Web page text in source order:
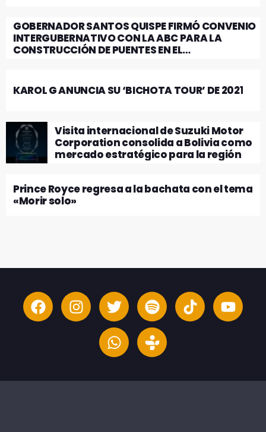
GOBERNADOR SANTOS QUISPE FIRMÓ CONVENIO
INTERGUBERNATIVO CON LA ABC PARA LA
CONSTRUCCIÓN DE PUENTES EN EL
KAROL G ANUNCIA SU ‘BICHOTA TOUR’ DE 2021
Visita internacional de Suzuki Motor
Corporation consolida a Bolivia como
mercado estratégico para la región
Prince Royce regresa a la bachata con el tema
«Morir solo»